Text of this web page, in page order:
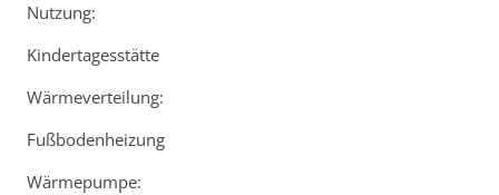
Nutzung:
Kindertagesstätte
Wärmeverteilung:
Fußbodenheizung
Wärmepumpe: